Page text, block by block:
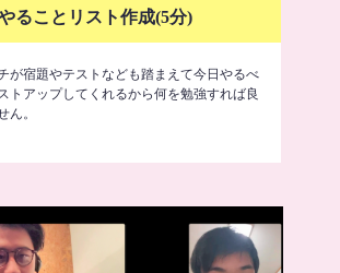
ることリスト作成(5分)
が宿題やテストなども踏まえて今日やるべ
トアップしてくれるから何を勉強すれば良
ん。